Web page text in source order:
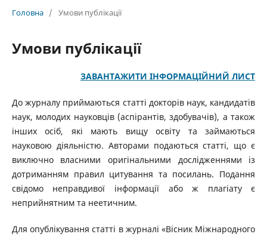
Головна / Умови публікації
Умови публікації
ЗАВАНТАЖИТИ ІНФОРМАЦІЙНИЙ ЛИСТ
До журналу приймаються статті докторів наук, кандидатів
наук, молодих науковців (аспірантів, здобувачів), а також
інших осіб, які мають вищу освіту та займаються
науковою діяльністю. Авторами подаються статті, що є
виключно власними оригінальними дослідженнями із
дотриманням правил цитування та посилань. Подання
cвідомо неправдивої інформації або ж плагіату є
неприйнятним та неетичним.
Для опублікування статті в журналі «Вісник Міжнародного